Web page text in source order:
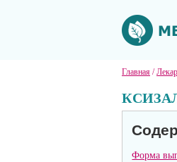
Главная /
Форма